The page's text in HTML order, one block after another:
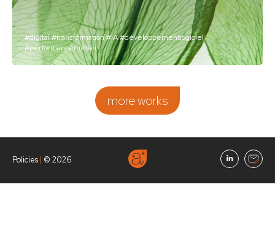
#digital#transformation#IA#développementlogiciel
#performancemétier
more works
Policies | © 2026